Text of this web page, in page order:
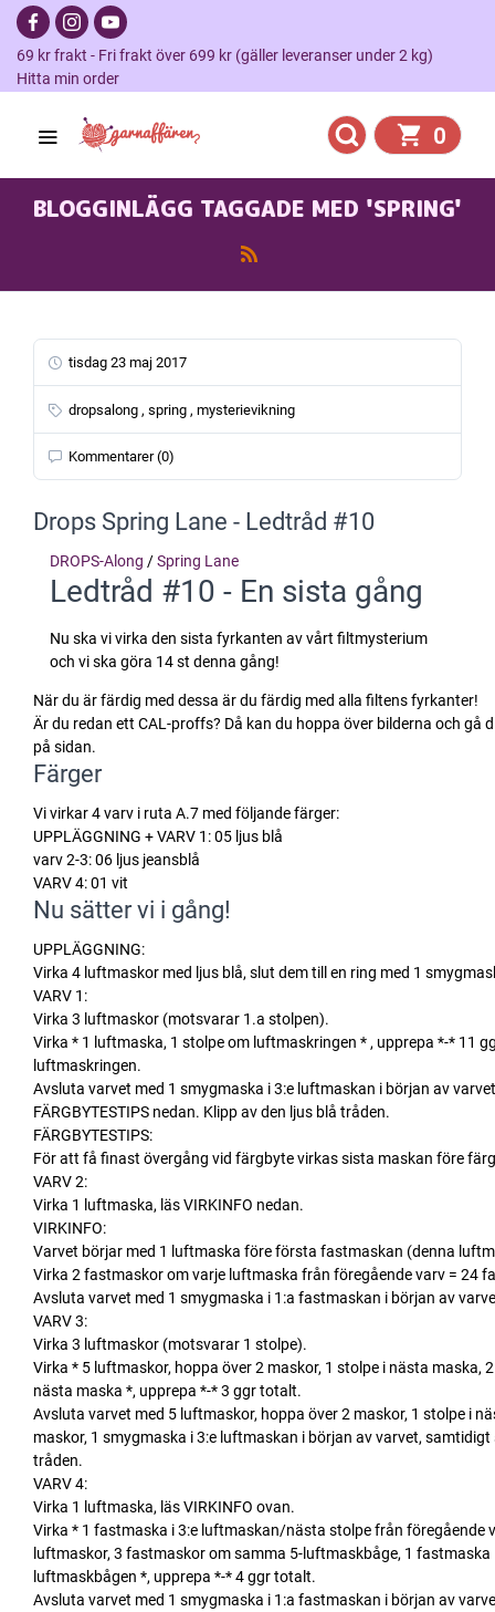
69 kr frakt - Fri frakt över 699 kr (gäller leveranser under 2 kg)
Hitta min order
0
BLOGGINLÄGG TAGGADE MED 'SPRING'
tisdag 23 maj 2017
dropsalong , spring , mysterievikning
Kommentarer (0)
Drops Spring Lane - Ledtråd #10
DROPS-Along /Spring Lane
Ledtråd #10 - En sista gång
Nu ska vi virka den sista fyrkanten av vårt filtmysterium
och vi ska göra 14 st denna gång!
När du är färdig med dessa är du färdig med alla filtens fyrkanter!
Är du redan ett CAL-proffs? Då kan du hoppa över bilderna och gå
på sidan.
Färger
Vi virkar 4 varv i ruta A.7 med följande färger:
UPPLÄGGNING + VARV 1: 05 ljus blå
varv 2-3: 06 ljus jeansblå
VARV 4: 01 vit
Nu sätter vi i gång!
UPPLÄGGNING:
Virka 4 luftmaskor med ljus blå, slut dem till en ring med 1
VARV 1:
Virka 3 luftmaskor (motsvarar 1.a stolpen).
Virka * 1 luftmaska, 1 stolpe om luftmaskringen * , upprepa *-* 11
luftmaskringen.
Avsluta varvet med 1 smygmaska i 3:e luftmaskan i början av
FÄRGBYTESTIPS nedan. Klipp av den ljus blå tråden.
FÄRGBYTESTIPS:
För att få finast övergång vid färgbyte virkas sista maskan före
VARV 2:
Virka 1 luftmaska, läs VIRKINFO nedan.
VIRKINFO:
Varvet börjar med 1 luftmaska före första fastmaskan (denna
Virka 2 fastmaskor om varje luftmaska från föregående varv = 24
Avsluta varvet med 1 smygmaska i 1:a fastmaskan i början av
VARV 3:
Virka 3 luftmaskor (motsvarar 1 stolpe).
Virka * 5 luftmaskor, hoppa över 2 maskor, 1 stolpe i nästa maska,
nästa maska *, upprepa *-* 3 ggr totalt.
Avsluta varvet med 5 luftmaskor, hoppa över 2 maskor, 1 stolpe i
maskor, 1 smygmaska i 3:e luftmaskan i början av varvet,
tråden.
VARV 4:
Virka 1 luftmaska, läs VIRKINFO ovan.
Virka * 1 fastmaska i 3:e luftmaskan/nästa stolpe från föregående
luftmaskor, 3 fastmaskor om samma 5-luftmaskbåge, 1
luftmaskbågen *, upprepa *-* 4 ggr totalt.
Avsluta varvet med 1 smygmaska i 1:a fastmaskan i början av